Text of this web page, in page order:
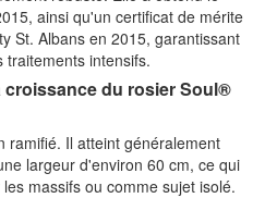
ainsi qu'un certificat de mérite
St. Albans en 2015, garantissant
traitements intensifs.
croissance du rosier Soul®
ramifié. Il atteint généralement
largeur d'environ 60 cm, ce qui
massifs ou comme sujet isolé.